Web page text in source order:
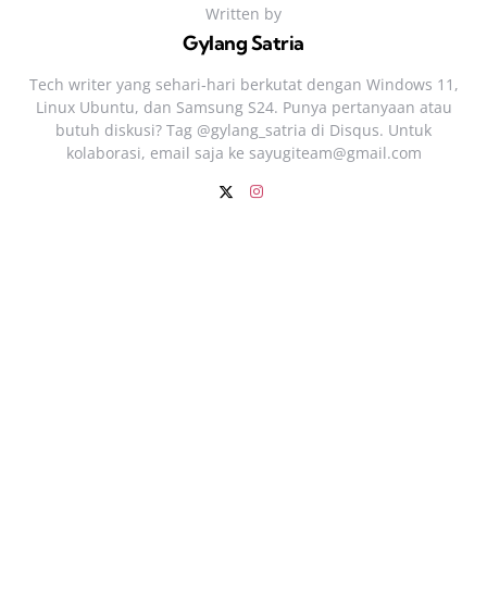
Written by
Gylang Satria
Tech writer yang sehari‑hari berkutat dengan Windows 11,
Linux Ubuntu, dan Samsung S24. Punya pertanyaan atau
butuh diskusi? Tag @gylang_satria di Disqus. Untuk
kolaborasi, email saja ke sayugiteam@gmail.com